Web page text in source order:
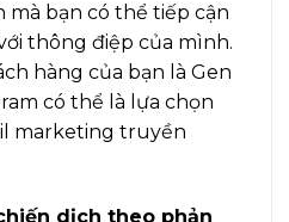
mà bạn có thể tiếp cận
thông điệp của mình.
hàng của bạn là Gen
có thể là lựa chọn
marketing truyền
dịch theo phản